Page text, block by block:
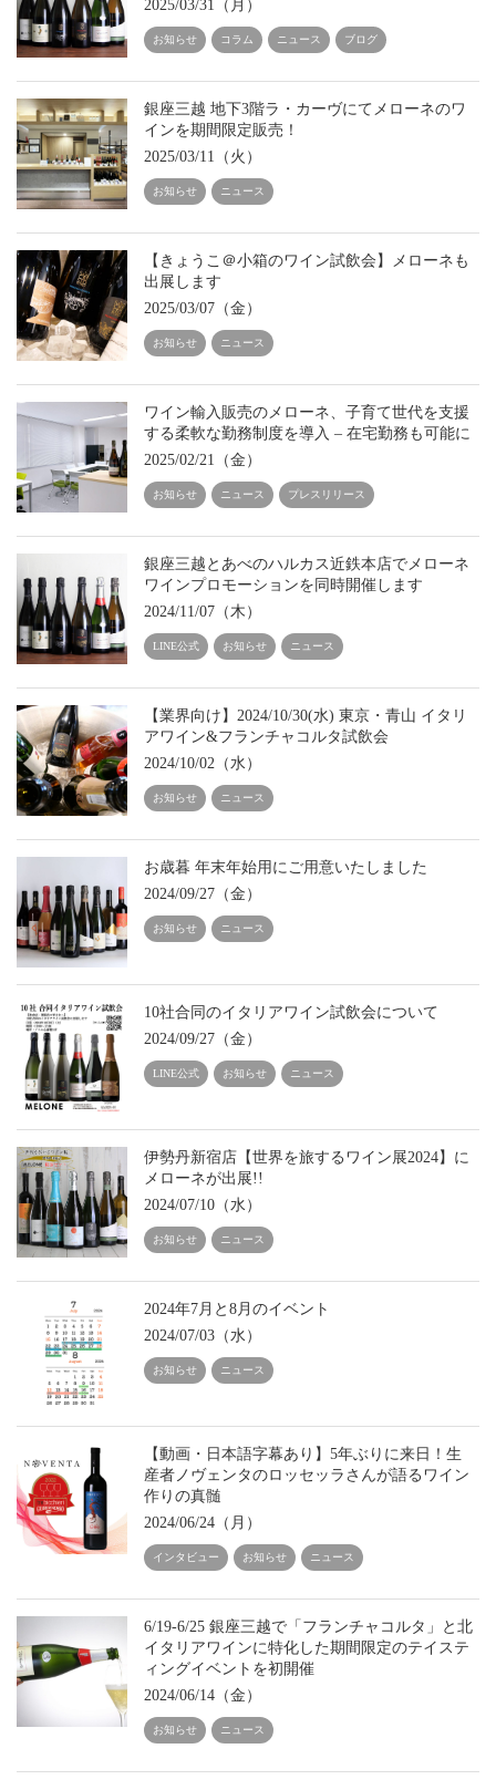
2025/03/31（月）
お知らせ コラム ニュース ブログ
銀座三越 地下3階ラ・カーヴにてメローネのワ
インを期間限定販売！
2025/03/11（火）
お知らせ ニュース
【きょうこ＠小箱のワイン試飲会】メローネも
出展します
2025/03/07（金）
お知らせ ニュース
ワイン輸入販売のメローネ、子育て世代を支援
する柔軟な勤務制度を導入 – 在宅勤務も可能に
2025/02/21（金）
お知らせ ニュース プレスリリース
銀座三越とあべのハルカス近鉄本店でメローネ
ワインプロモーションを同時開催します
2024/11/07（木）
LINE公式 お知らせ ニュース
【業界向け】2024/10/30(水) 東京・青山 イタリ
アワイン&フランチャコルタ試飲会
2024/10/02（水）
お知らせ ニュース
お歳暮 年末年始用にご用意いたしました
2024/09/27（金）
お知らせ ニュース
10社合同のイタリアワイン試飲会について
2024/09/27（金）
LINE公式 お知らせ ニュース
伊勢丹新宿店【世界を旅するワイン展2024】に
メローネが出展!!
2024/07/10（水）
お知らせ ニュース
2024年7月と8月のイベント
2024/07/03（水）
お知らせ ニュース
【動画・日本語字幕あり】5年ぶりに来日！生
産者ノヴェンタのロッセッラさんが語るワイン
作りの真髄
2024/06/24（月）
インタビュー お知らせ ニュース
6/19-6/25 銀座三越で「フランチャコルタ」と北
イタリアワインに特化した期間限定のテイステ
ィングイベントを初開催
2024/06/14（金）
お知らせ ニュース